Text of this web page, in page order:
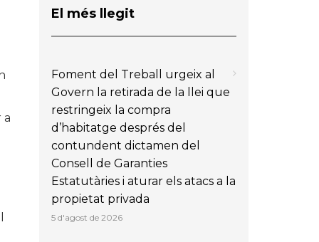
a
El més llegit
Foment del Treball urgeix al
Govern la retirada de la llei que
restringeix la compra
d’habitatge després del
contundent dictamen del
Consell de Garanties
Estatutàries i aturar els atacs a la
propietat privada
5 d'agost de 2026